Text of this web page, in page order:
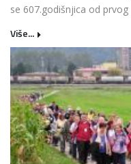
se 607.godišnjica od
Više...